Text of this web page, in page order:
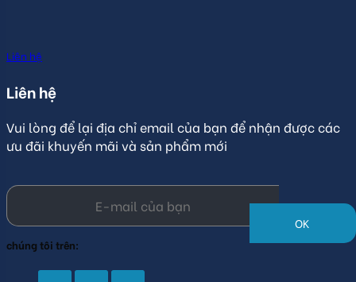
Liên hệ
Liên hệ
Vui lòng để lại địa chỉ email của bạn để nhận được các
ưu đãi khuyến mãi và sản phẩm mới
Liên hệ với
chúng tôi trên: